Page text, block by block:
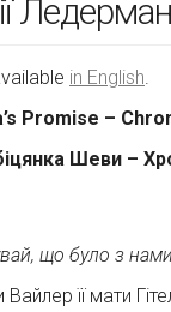
in English.
Promise –
Шеви –
що було з
її мати